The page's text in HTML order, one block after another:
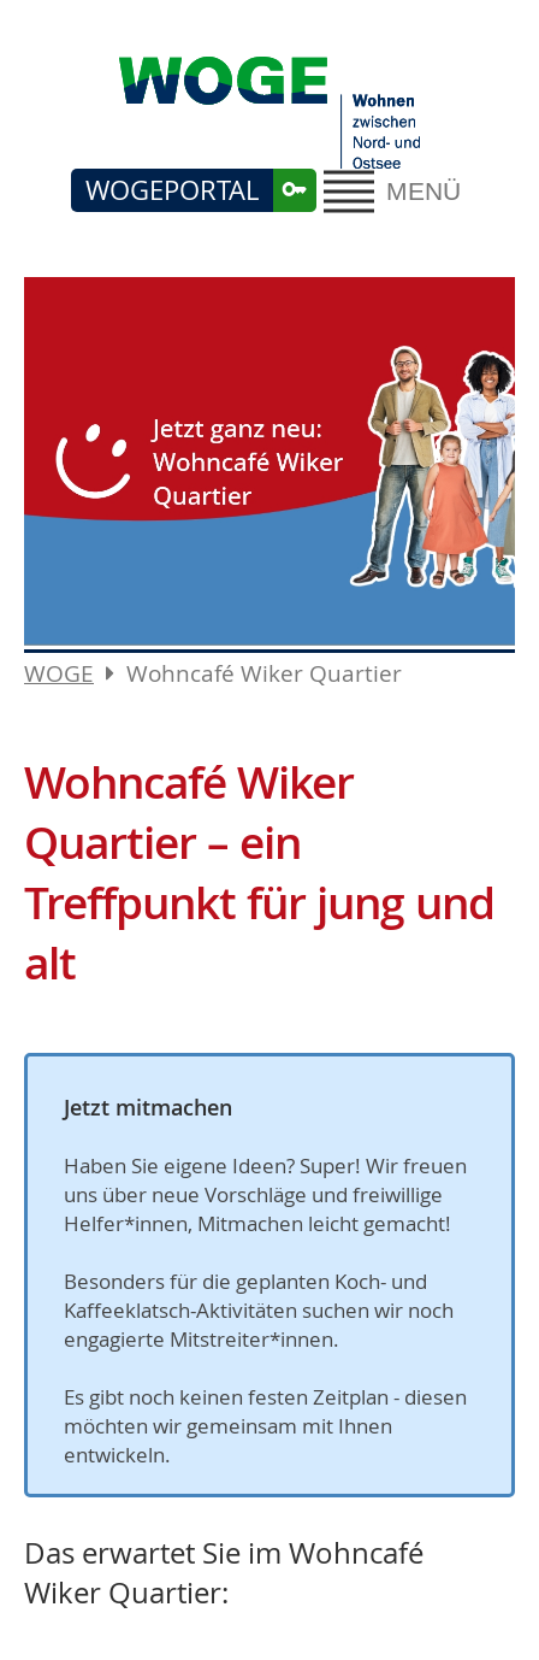
MENÜ
WOGEPORTAL
WOGE Wohncafé Wiker Quartier
Wohncafé Wiker
Quartier – ein
Treffpunkt für jung und
alt
Jetzt mitmachen
Haben Sie eigene Ideen? Super! Wir freuen
uns über neue Vorschläge und freiwillige
Helfer*innen, Mitmachen leicht gemacht!
Besonders für die geplanten Koch- und
Kaffeeklatsch-Aktivitäten suchen wir noch
engagierte Mitstreiter*innen.
Es gibt noch keinen festen Zeitplan - diesen
möchten wir gemeinsam mit Ihnen
entwickeln.
Das erwartet Sie im Wohncafé
Wiker Quartier: